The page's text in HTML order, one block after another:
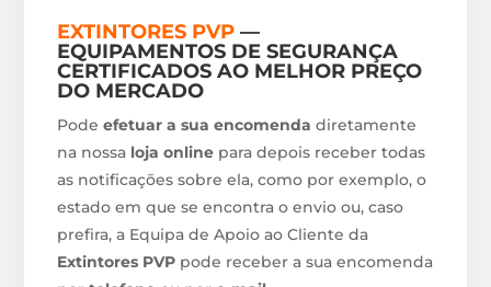
EXTINTORES PVP —
EQUIPAMENTOS DE SEGURANÇA
CERTIFICADOS AO MELHOR PREÇO
DO MERCADO
Podeefetuar a sua encomenda diretamente
na nossa loja online para depois receber todas
as notificações sobre ela, como por exemplo, o
estado em que se encontra o envio ou, caso
prefira, a Equipa de Apoio ao Cliente da
Extintores PVP pode receber a sua encomenda